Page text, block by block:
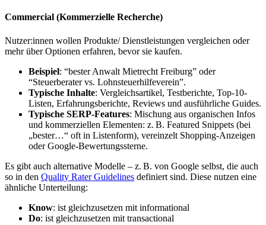
Commercial (Kommerzielle Recherche)
Nutzer:innen wollen Produkte/ Dienstleistungen vergleichen oder
mehr über Optionen erfahren, bevor sie kaufen.
Beispiel: “bester Anwalt Mietrecht Freiburg” oder
“Steuerberater vs. Lohnsteuerhilfeverein”.
Typische Inhalte: Vergleichsartikel, Testberichte, Top-10-
Listen, Erfahrungsberichte, Reviews und ausführliche Guides.
Typische SERP-Features: Mischung aus organischen Infos
und kommerziellen Elementen: z. B. Featured Snippets (bei
„bester…“ oft in Listenform), vereinzelt Shopping-Anzeigen
oder Google-Bewertungssterne.
Es gibt auch alternative Modelle – z. B. von Google selbst, die auch
so in den Quality Rater Guidelines definiert sind. Diese nutzen eine
ähnliche Unterteilung:
Know: ist gleichzusetzen mit informational
Do: ist gleichzusetzen mit transactional